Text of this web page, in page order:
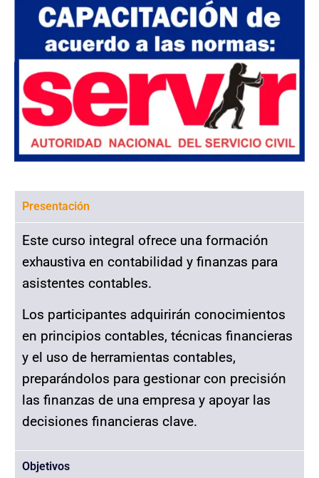
Presentación
Este curso integral ofrece una formación
exhaustiva en contabilidad y finanzas para
asistentes contables.
Los participantes adquirirán conocimientos
en principios contables, técnicas financieras
y el uso de herramientas contables,
preparándolos para gestionar con precisión
las finanzas de una empresa y apoyar las
decisiones financieras clave.
Objetivos